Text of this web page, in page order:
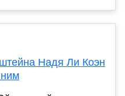
Надя Ли Коэн